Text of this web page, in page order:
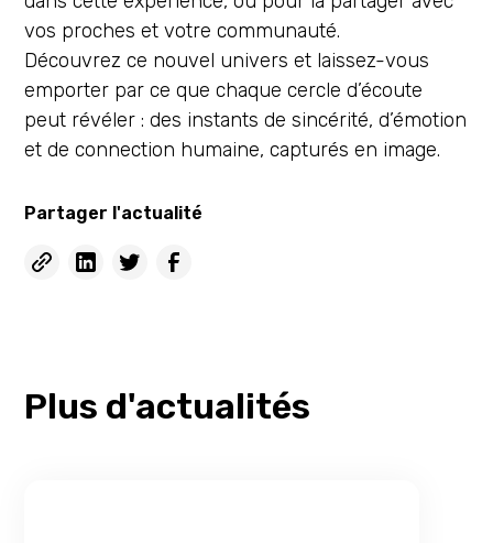
vos proches et votre communauté.
Découvrez ce nouvel univers et laissez-vous
emporter par ce que chaque cercle d’écoute
peut révéler : des instants de sincérité, d’émotion
et de connection humaine, capturés en image.
Partager l'actualité
Plus d'actualités